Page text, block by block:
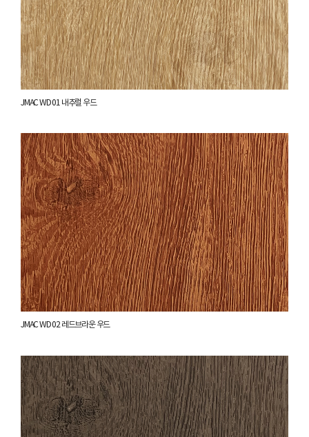
JMAC WD 01 내추럴 우드
JMAC WD 02 레드브라운 우드